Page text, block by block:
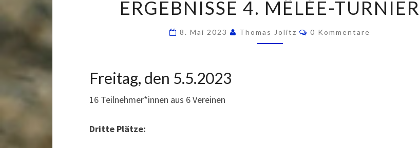
4.
ERGEBNISSE 4. MÊLÉE-TURNIER
8. Mai 2023 Thomas Jolitz Kommentare
0 Kommentare
Freitag, den 5.5.2023
16 Teilnehmer*innen aus 6 Vereinen
Dritte Plätze: